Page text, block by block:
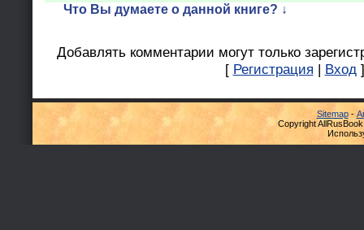
Что Вы думаете о данной книге? ↓
Добавлять комментарии могут только
[ Регистрация | Вход ]
Sitemap-
Copyright